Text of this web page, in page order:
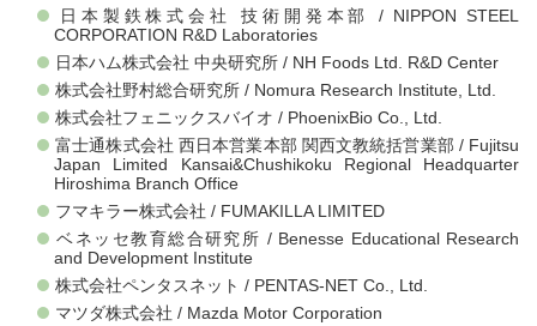
日本製鉄株式会社 技術開発本部 / NIPPON STEEL
CORPORATION R&D Laboratories
日本ハム株式会社 中央研究所 / NH Foods Ltd. R&D Center
株式会社野村総合研究所 / Nomura Research Institute, Ltd.
株式会社フェニックスバイオ / PhoenixBio Co., Ltd.
富士通株式会社 西日本営業本部 関西文教統括営業部 / Fujitsu
Japan Limited Kansai&Chushikoku Regional Headquarter
Hiroshima Branch Office
フマキラー株式会社 / FUMAKILLA LIMITED
ベネッセ教育総合研究所 / Benesse Educational Research
and Development Institute
株式会社ペンタスネット / PENTAS-NET Co., Ltd.
マツダ株式会社 / Mazda Motor Corporation